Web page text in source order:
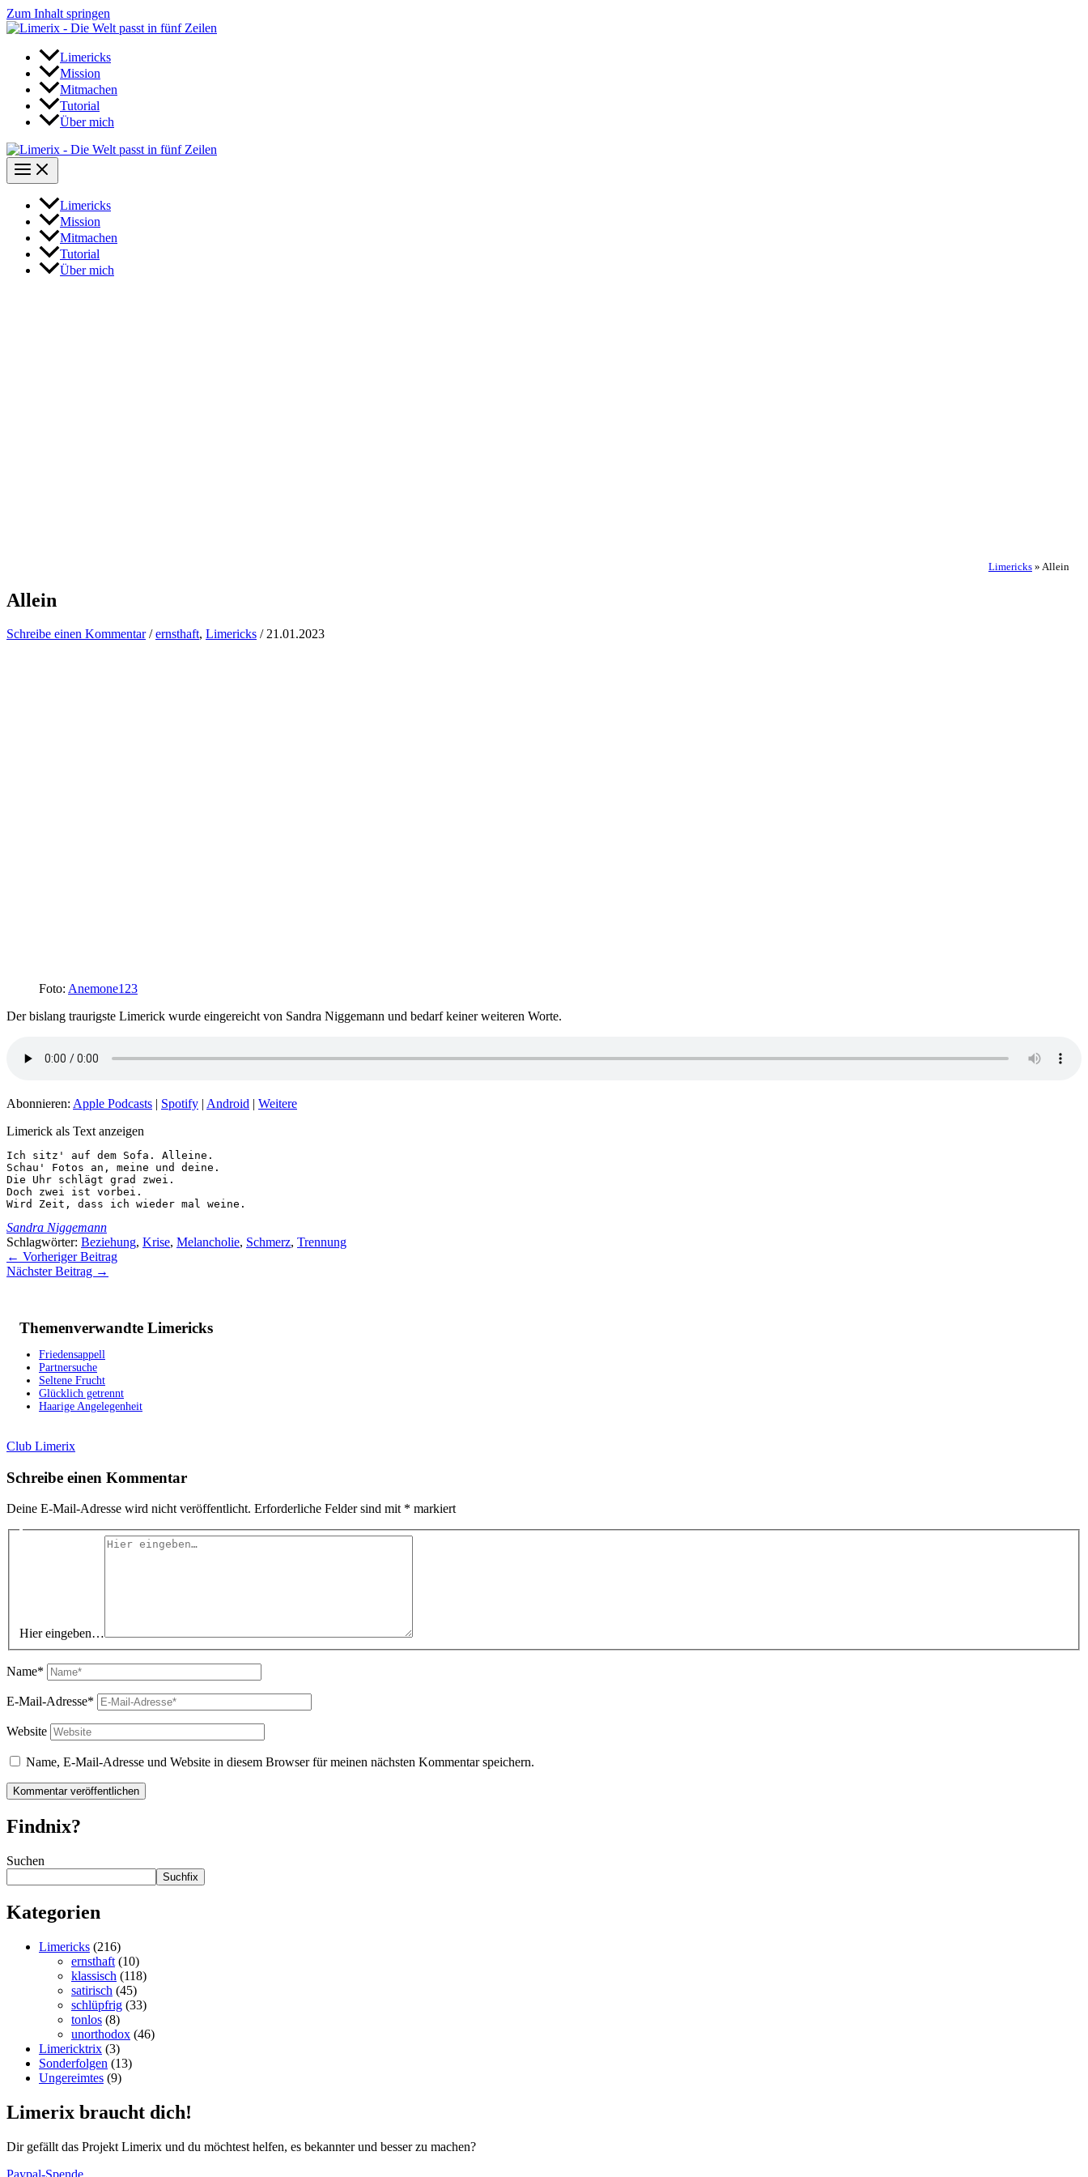
Zum Inhalt springen
Limericks
Mission
Mitmachen
Tutorial
Über mich
Limericks
Mission
Mitmachen
Tutorial
Über mich
Limericks » Allein
Allein
Schreibe einen Kommentar /ernsthaft, Limericks /21.01.2023
Foto: Anemone123
Der bislang traurigste Limerick wurde eingereicht von Sandra Niggemann und bedarf keiner weiteren Worte.
Abonnieren: Apple Podcasts | Spotify | Android | Weitere
Limerick als Text anzeigen
Ich sitz' auf dem Sofa. Alleine.
Schau' Fotos an, meine und deine.
Die Uhr schlägt grad zwei.
Doch zwei ist vorbei.
Wird Zeit, dass ich wieder mal weine.
Sandra Niggemann
Schlagwörter: Beziehung, Krise, Melancholie, Schmerz, Trennung
← Vorheriger Beitrag
Nächster Beitrag →
Themenverwandte Limericks
Friedensappell
Partnersuche
Seltene Frucht
Glücklich getrennt
Haarige Angelegenheit
Club Limerix
Schreibe einen Kommentar
Deine E-Mail-Adresse wird nicht veröffentlicht. Erforderliche Felder sind mit * markiert
Hier eingeben…
Name*
E-Mail-Adresse*
Website
Name, E-Mail-Adresse und Website in diesem Browser für meinen nächsten Kommentar speichern.
Findnix?
Suchen
Suchfix
Kategorien
Limericks (216)
ernsthaft (10)
klassisch (118)
satirisch (45)
schlüpfrig (33)
tonlos (8)
unorthodox (46)
Limericktrix (3)
Sonderfolgen (13)
Ungereimtes (9)
Limerix braucht dich!
Dir gefällt das Projekt Limerix und du möchtest helfen, es bekannter und besser zu machen?
Paypal-Spende